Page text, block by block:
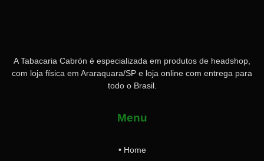
A Tabacaria Cabrón é especializada em produtos de headshop,
com loja física em Araraquara/SP e loja online com entrega para
todo o Brasil.
Menu
• Home